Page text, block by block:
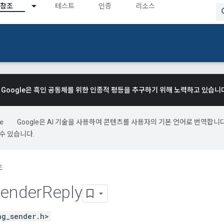
참조 테스트 인증 리소스
Google은 흑인 공동체를 위한 인종적 평등을 추구하기 위해 노력하고 있습니
Google은 AI 기술을 사용하여 콘텐츠를 사용자의 기본 언어로 번역합니
있습니다.
Reply